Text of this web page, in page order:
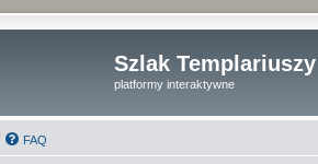
Szlak Templariuszy
platformy interaktywne
FAQ